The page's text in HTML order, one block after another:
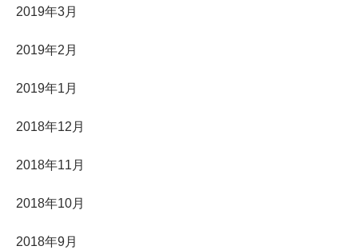
2019年3月
2019年2月
2019年1月
2018年12月
2018年11月
2018年10月
2018年9月